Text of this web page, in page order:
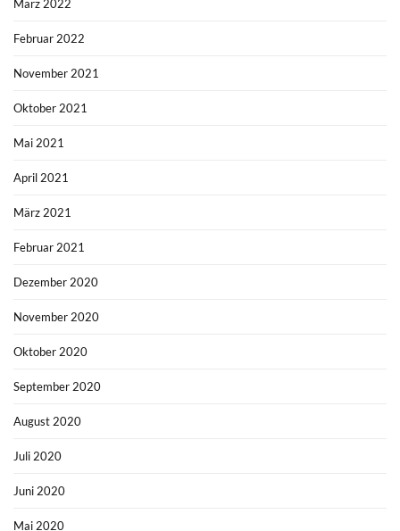
März 2022
Februar 2022
November 2021
Oktober 2021
Mai 2021
April 2021
März 2021
Februar 2021
Dezember 2020
November 2020
Oktober 2020
September 2020
August 2020
Juli 2020
Juni 2020
Mai 2020